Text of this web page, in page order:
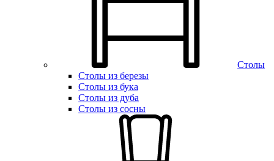
Столы
Столы из березы
Столы из бука
Столы из дуба
Столы из сосны